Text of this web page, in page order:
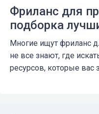
Фриланс для
подборка
Многие ищут фриланс
не все знают, где
ресурсов, которые вас